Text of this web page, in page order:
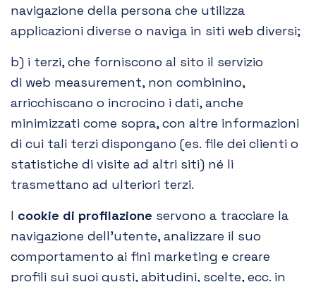
navigazione della persona che utilizza
applicazioni diverse o naviga in siti web diversi;
b) i terzi, che forniscono al sito il servizio
di web measurement, non combinino,
arricchiscano o incrocino i dati, anche
minimizzati come sopra, con altre informazioni
di cui tali terzi dispongano (es. file dei clienti o
statistiche di visite ad altri siti) né li
trasmettano ad ulteriori terzi.
I cookie di profilazione servono a tracciare la
navigazione dell’utente, analizzare il suo
comportamento ai fini marketing e creare
profili sui suoi gusti, abitudini, scelte, ecc. in